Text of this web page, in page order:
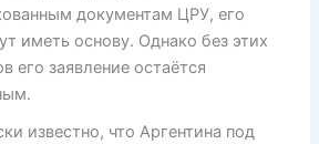
документам ЦРУ, его
иметь основу. Однако без этих
его заявление остаётся
известно, что Аргентина под